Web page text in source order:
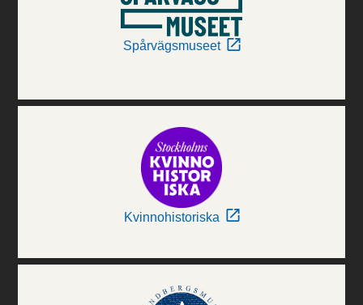
Spårvägsmuseet
Kvinnohistoriska